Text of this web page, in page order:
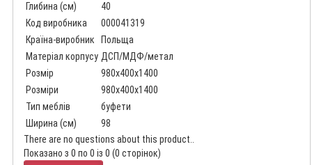
Глибина (см)
40
Код виробника
000041319
Країна-виробник
Польща
Матеріал корпусу ДСП/МДФ/метал
Розмір
980x400x1400
Розміри
980x400x1400
Тип меблів
буфети
Ширина (см)
98
There are no questions about this product..
Показано з 0 по 0 із 0 (0 сторінок)